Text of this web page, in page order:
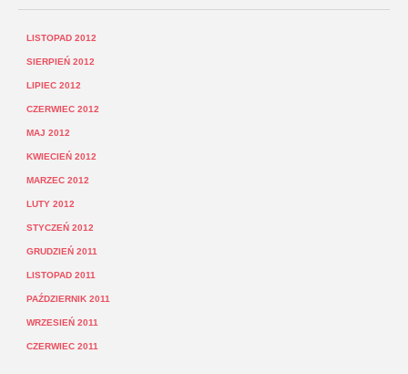
LISTOPAD 2012
SIERPIEŃ 2012
LIPIEC 2012
CZERWIEC 2012
MAJ 2012
KWIECIEŃ 2012
MARZEC 2012
LUTY 2012
STYCZEŃ 2012
GRUDZIEŃ 2011
LISTOPAD 2011
PAŹDZIERNIK 2011
WRZESIEŃ 2011
CZERWIEC 2011